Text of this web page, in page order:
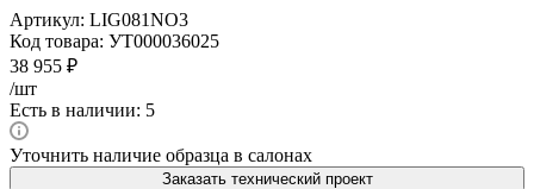
Артикул: LIG081NO3
Код товара: УТ000036025
38 955 ₽
/шт
Есть в наличии: 5
Уточнить наличие образца в салонах
Заказать технический проект